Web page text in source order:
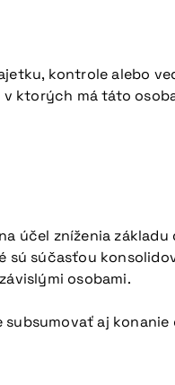
kontrole alebo
ktorých má táto
účel zníženia základu
sú súčasťou
osobami.
aj